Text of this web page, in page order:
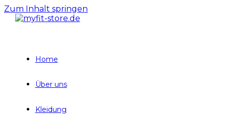
Zum Inhalt springen
Home
Über uns
Kleidung